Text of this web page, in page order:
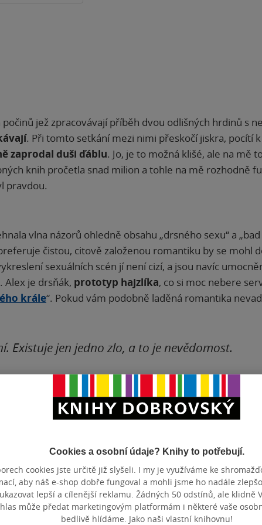
jež zpracovávají příběh dvou odlišných hrdinů s
. Při tomto setkání mezi nimi přeskočí jiskra, pocítí
zaprodal duši ďáblu. Jo, je to možná klišé, ale na mě
knih pročetla snad milion a tohle na mě rozhodně
pravdou.
vlna názorů ohledně obsahu „drsného sexu“ a „bad
čistou, citově založenou romantiku by se mohl
sexuálních scén jí není cizí, a jsou navíc
je drsňák, prototyp hajzlíka, co si moc nebere
krále“. Pokud vám podobně laděná romantika
Existuje jen jedno zlo, a to je nevědomost.
Cookies a osobní údaje? Knihy to potřebují.
cookies jste určitě již slyšeli. I my je využíváme ke
aby náš e-shop dobře fungoval a mohli jsme ho nadále
lepší a cílenější reklamu. Žádných 50 odstínů, ale klidně
může předat marketingovým platformám i některé vaše
bedlivě hlídáme. Jako naši vlastní knihovnu!